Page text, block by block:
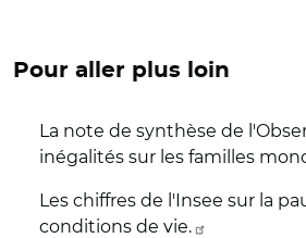
Pour aller plus loin
La note de synthèse de
inégalités sur les familles
Les chiffres de l'Insee sur la
conditions de vie.